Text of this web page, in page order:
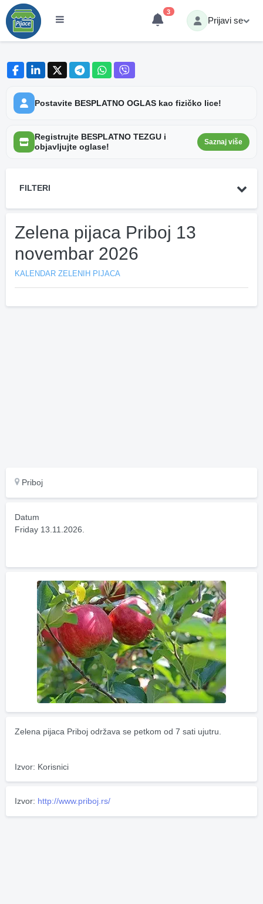
3
Prijavi se
Postavite BESPLATNO OGLAS kao fizičko lice!
Registrujte BESPLATNO TEZGU i
objavljujte oglase!
Saznaj više
FILTERI
Zelena pijaca Priboj 13
novembar 2026
KALENDAR ZELENIH PIJACA
Priboj
Datum
Friday 13.11.2026.
Zelena pijaca Priboj održava se petkom od 7 sati ujutru.
Izvor: Korisnici
Izvor: http://www.priboj.rs/